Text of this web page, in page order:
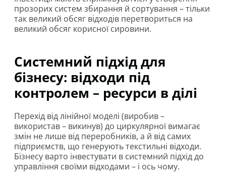
прозорих систем збирання й сортування – тільки
так великий обсяг відходів перетвориться на
великий обсяг корисної сировини.
Системний підхід для
бізнесу: відходи під
контролем – ресурси в ділі
Перехід від лінійної моделі (виробив –
використав – викинув) до циркулярної вимагає
змін не лише від переробників, а й від самих
підприємств, що генерують текстильні відходи.
Бізнесу варто інвестувати в системний підхід до
управління своїми відходами – і ось чому.